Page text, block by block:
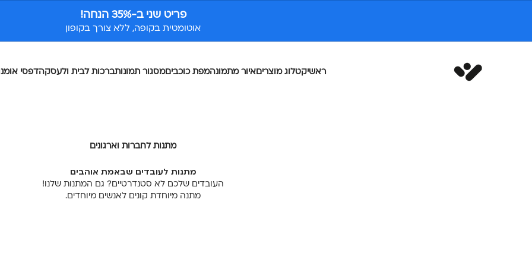
פריט שני ב-35% הנחה!
אוטומטית בקופה, ללא צורך בקופון
ראשיקטלוג מוצריםאיור מתמונהמפת כוכביםמסגור תמונותברכות לבית ולעסקהדפסי White Space
מתנות לחברות וארגונים
מתנות לעובדים שבאמת אוהבים
העובדים שלכם לא סטנדרטיים? גם המתנות שלנו!
מתנה מיוחדת קונים לאנשים מיוחדים.